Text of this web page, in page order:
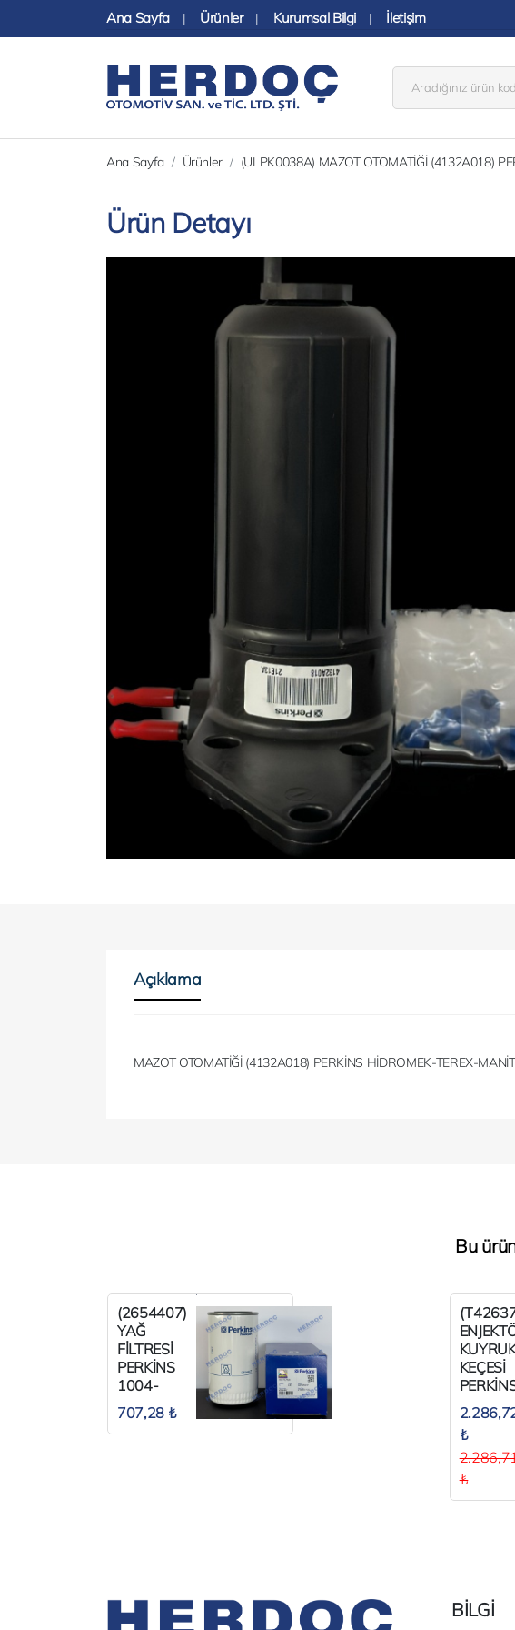
Ana Sayfa | Ürünler | Kurumsal Bilgi | İletişim
Ana Sayfa Ürünler (ULPK0038A) MAZOT OTOMATİĞİ (4132A018)
Ürün Detayı
Açıklama
MAZOT OTOMATİĞİ (4132A018) PERKİNS HİDROMEK-TEREX-
Bu
(2654407)
YAĞ
FİLTRESİ
PERKİNS
1004-
1006
UZUN TİP
707,28 ₺
KEÇESİ
₺
₺
BİLGİ